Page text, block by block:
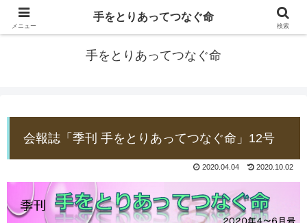
防災士EDOGAWA
手をとりあってつなぐ命
会報誌「季刊 手をとりあってつなぐ命」12号
2020.04.04 2020.10.02
メニュー
手をとりあってつなぐ命
検索